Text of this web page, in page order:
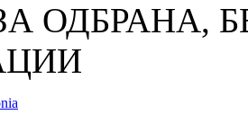
ОДБРАНА,